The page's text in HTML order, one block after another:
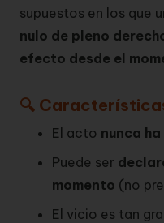
supuestos en los que
nulo de pleno
efecto desde el
🔍
El acto nunca
Puede ser
momento (no
El vicio es tan